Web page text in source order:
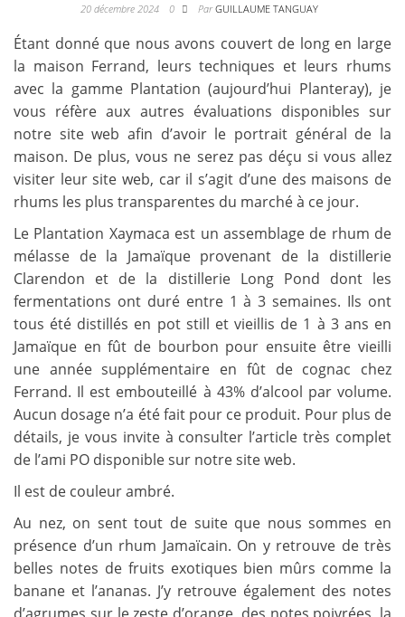
20 décembre 2024 0 ParGUILLAUME TANGUAY
Étant donné que nous avons couvert de long en large
la maison Ferrand, leurs techniques et leurs rhums
avec la gamme Plantation (aujourd’hui Planteray), je
vous réfère aux autres évaluations disponibles sur
notre site web afin d’avoir le portrait général de la
maison. De plus, vous ne serez pas déçu si vous allez
visiter leur site web, car il s’agit d’une des maisons de
rhums les plus transparentes du marché à ce jour.
Le Plantation Xaymaca est un assemblage de rhum de
mélasse de la Jamaïque provenant de la distillerie
Clarendon et de la distillerie Long Pond dont les
fermentations ont duré entre 1 à 3 semaines. Ils ont
tous été distillés en pot still et vieillis de 1 à 3 ans en
Jamaïque en fût de bourbon pour ensuite être vieilli
une année supplémentaire en fût de cognac chez
Ferrand. Il est embouteillé à 43% d’alcool par volume.
Aucun dosage n’a été fait pour ce produit. Pour plus de
détails, je vous invite à consulter l’article très complet
de l’ami PO disponible sur notre site web.
Il est de couleur ambré.
Au nez, on sent tout de suite que nous sommes en
présence d’un rhum Jamaïcain. On y retrouve de très
belles notes de fruits exotiques bien mûrs comme la
banane et l’ananas. J’y retrouve également des notes